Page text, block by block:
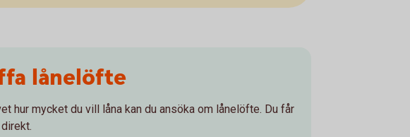
lånelöfte
hur mycket du vill låna kan du ansöka om lånelöfte. Du får